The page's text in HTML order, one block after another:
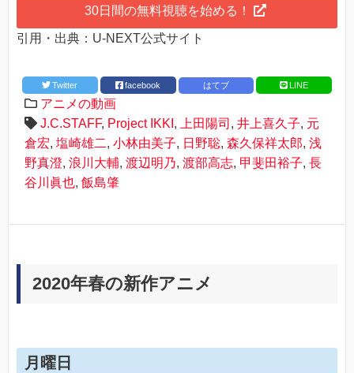
30日間の無料視聴を始める！
引用・出典：U-NEXT公式サイト
Twitter facebook はてブ LINE
アニメの動画
J.C.STAFF, Project IKKI , 上田陽司 , 井上喜久子, 元
倉宏, 塩崎雄二, 小林由美子, 日野聡, 森久保祥太郎, 浅
野真澄, 浪川大輔, 渡辺明乃, 渡部高志, 甲斐田裕子, 長
谷川眞也, 飯島肇
2020年春の新作アニメ
月曜日